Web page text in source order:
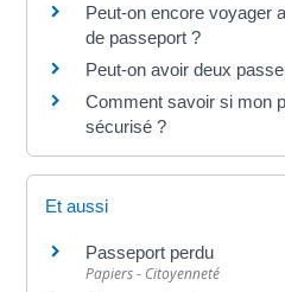
Peut-on encore voyager
de passeport ?
Peut-on avoir deux
Comment savoir si mon
sécurisé ?
Et aussi
Passeport perdu
Papiers - Citoyenneté